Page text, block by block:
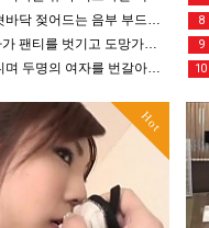
젖어드는 음부 부드러운
티를 벗기고 도망가는 변
두명의 여자를 번갈아가며
8
9
10
Hot